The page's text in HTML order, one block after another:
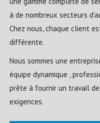
à de nombreux secteurs
Chez nous, chaque client
différente.
Nous sommes une
équipe dynamique ,
prête à fournir un travail
exigences.